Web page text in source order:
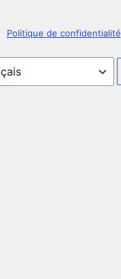
Politique de confidentialité